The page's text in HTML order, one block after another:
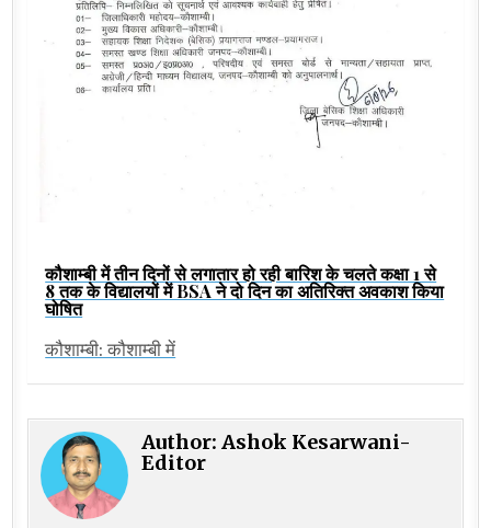
कौशाम्बी में तीन दिनों से लगातार हो रही बारिश के चलते कक्षा 1 से
8 तक के विद्यालयों में BSA ने दो दिन का अतिरिक्त अवकाश किया
घोषित
कौशाम्बी: कौशाम्बी में
Author:Ashok Kesarwani-
Editor